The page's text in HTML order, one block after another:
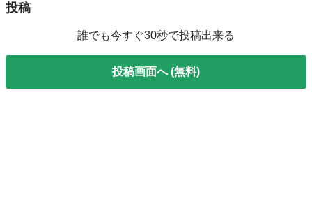
投稿
誰でも今すぐ30秒で投稿出来る
投稿画面へ (無料)